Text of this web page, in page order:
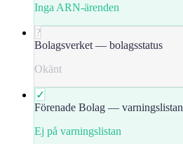
Inga ARN-ärenden
?
Bolagsverket — bolagsstatus
Okänt
✓
Förenade Bolag — varningslistan
Ej på varningslistan